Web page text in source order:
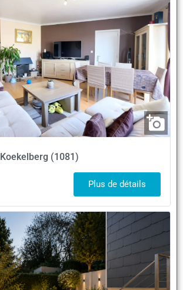
Koekelberg (1081)
Plus de détails